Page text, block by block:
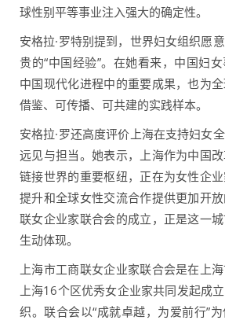
球性别平等事业注入强大的确定性。
安格拉·罗特别提到，世界妇女组织愿
贵的“中国经验”。在她看来，中国妇
中国现代化进程中的重要成果，也为
借鉴、可传播、可共建的实践样本。
安格拉·罗还高度评价上海在支持妇女
远见与担当。她表示，上海作为中国改
链接世界的重要枢纽，正在为女性企
提升和全球女性交流合作提供更加开
联女企业家联合会的成立，正是这一
生动体现。
上海市工商联女企业家联合会是在上
上海16个区优秀女企业家共同发起成
织。联合会以“成就卓越，为爱前行”